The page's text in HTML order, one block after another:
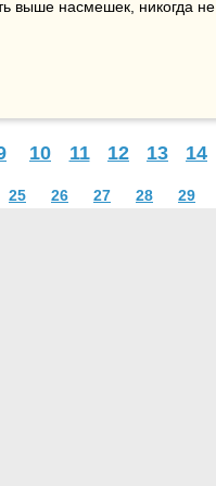
выше насмешек, никогда не
10 11 12 13 14
25 26 27 28 29